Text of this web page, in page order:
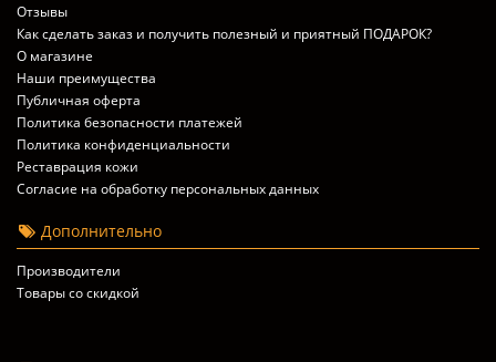
Отзывы
Как сделать заказ и получить полезный и приятный ПОДАРОК?
О магазине
Наши преимущества
Публичная оферта
Политика безопасности платежей
Политика конфиденциальности
Реставрация кожи
Согласие на обработку персональных данных
Дополнительно
Производители
Товары со скидкой